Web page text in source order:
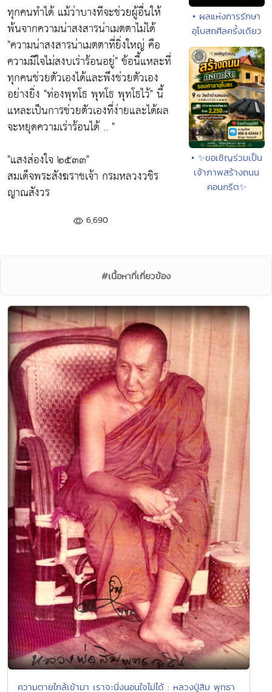
ทุกคนทำได้ แม้ว่าบางทีจะช่วยผู้อื่นให้
พ้นจากความน่าสงสารน่าเมตตาไม่ได้
"ความน่าสงสารน่าเมตตาที่ยิ่งใหญ่ คือ
ความมีใจไม่สงบเร่าร้อนอยู่"ข้อนี้แหละที่
ทุกคนช่วยตัวเองได้และพึงช่วยตัวเอง
อย่างยิ่ง "ท่องพุทโธ พุทโธ พุทโธไว้"นี้
แหละเป็นการช่วยตัวเองที่ง่ายและได้ผล
จะหยุดความเร่าร้อนได้ .. "
"แสงส่องใจ ๒๕๓๓"
สมเด็จพระสังฆราชเจ้า กรมหลวงวชิร
ญาณสังวร
6,690
• ผลแห่งการรักษา
อุโบสถศีลครั้งเดียว
• ✨ขอเชิญร่วมเป็น
เจ้าภาพสร้างถนน
คอนกรีต✨
#เนื้อหาที่เกี่ยวข้อง
ความตายใกล้เข้ามา เราจะนิ่งนอนใจไม่ได้ : หลวงปู่สิม พุทธา